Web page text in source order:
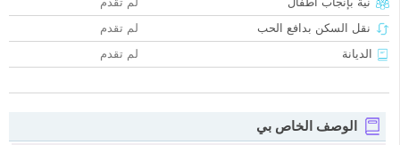
نقل السكن بدافع الحب
لم تقدم
الديانة
لم تقدم
الوصف الخاص بي